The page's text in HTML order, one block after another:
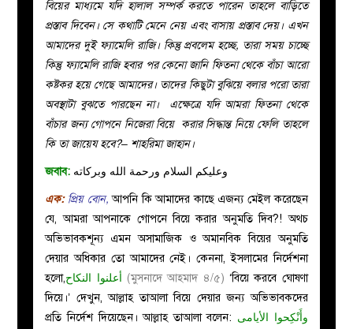
প্রশ্ন
বিয়ের মাধ্যমে যদি হালাল সম্পর্ক করতে পারেন তাহলে বাড়িতে
প্রস্তাব দিবেন। সে কথাটি মেনে নেয় এবং বাসায় প্রস্তাব দেয়। এখন
আমাদের দুই ফ্যামেলি রাজি। কিন্তু প্রবলেম হচ্ছে, তারা সময় চাচ্ছে
কিন্তু ফ্যামেলি রাজি হবার পর কেনো জানি ফিতনা থেকে বাঁচা আরো
কষ্টকর হয়ে গেছে আমাদের। তাদের কিছুটা বুঝিয়ে বলার পরো তারা
অবস্থাটা বুঝতে পারছেন না। এক্ষেত্রে যদি আমরা ফিতনা থেকে
বাঁচার জন্য গোপনে নিজেরা বিয়ে করার সিদ্ধান্ত নিয়ে ফেলি তাহলে
কি তা জায়েয হবে?– শাহরিমা জাহান।
জবাব: وعليكم السلام ورحمة الله وبركاته
এক:প্রিয় বোন, আপনি কি আমাদের কাছে এজন্য মেইল করেছেন
যে, আমরা আপনাকে গোপনে বিয়ে করার অনুমতি দিব?!অথচ
অভিভাবকশূন্য এমন অসামাজিক ও অমানবিক বিয়েরঅনুমতি
দেয়ার অধিকার তো আমাদের নেই। কেননা, ইসলামের নির্দেশনা
হলো,أعلنوا النكاح (মুসনাদে আহমাদ ৪/৫) ‘বিয়ে করবে ঘোষণা
দিয়ে।’ দেখুন, আল্লাহ তাআলা বিয়ে দেয়ার জন্য অভিভাবকদের
প্রতি নির্দেশ দিয়েছেন। আল্লাহ তাআলা বলেন: